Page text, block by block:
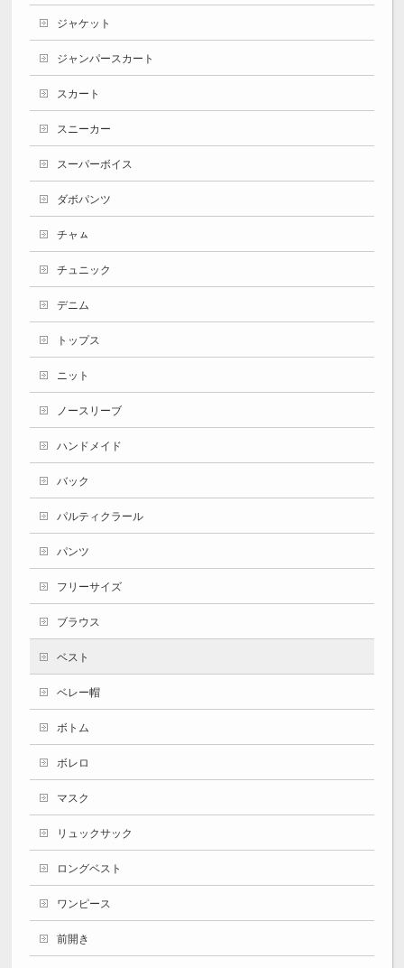
ジャケット
ジャンパースカート
スカート
スニーカー
スーパーボイス
ダボパンツ
チャㇺ
チュニック
デニム
トップス
ニット
ノースリーブ
ハンドメイド
バック
パルティクラール
パンツ
フリーサイズ
ブラウス
ベスト
ベレー帽
ボトム
ボレロ
マスク
リュックサック
ロングベスト
ワンピース
前開き